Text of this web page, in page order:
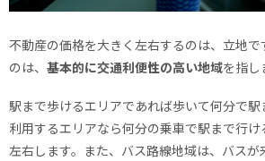
不動産の価格を大きく左右するのは、立地で
のは、 基本的に交通利便性の高い地域を指し
駅まで歩けるエリアであれば歩いて何分で
利用するエリアなら何分の乗車で駅まで行け
左右します。また、バス路線地域は、バス